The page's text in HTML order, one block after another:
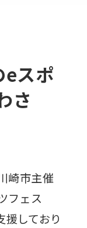
スポ
さ
崎市主催
フェス
しており